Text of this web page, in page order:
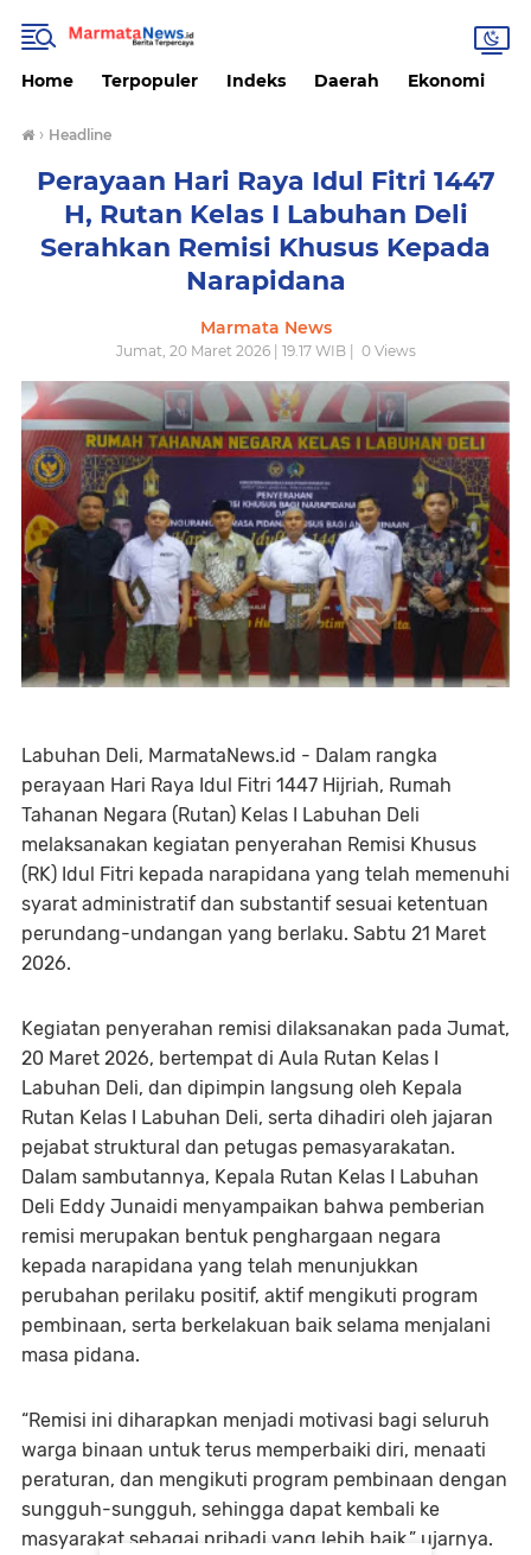
Home Terpopuler Indeks Daerah Ekonomi
› Headline
Perayaan Hari Raya Idul Fitri 1447
H, Rutan Kelas I Labuhan Deli
Serahkan Remisi Khusus Kepada
Narapidana
Marmata News
Jumat, 20 Maret 2026 | 19.17 WIB | 0Views
Labuhan Deli, MarmataNews.id - Dalam rangka
perayaan Hari Raya Idul Fitri 1447 Hijriah, Rumah
Tahanan Negara (Rutan) Kelas I Labuhan Deli
melaksanakan kegiatan penyerahan Remisi Khusus
(RK) Idul Fitri kepada narapidana yang telah memenuhi
syarat administratif dan substantif sesuai ketentuan
perundang-undangan yang berlaku. Sabtu 21 Maret
2026.
Kegiatan penyerahan remisi dilaksanakan pada Jumat,
20 Maret 2026, bertempat di Aula Rutan Kelas I
Labuhan Deli, dan dipimpin langsung oleh Kepala
Rutan Kelas I Labuhan Deli, serta dihadiri oleh jajaran
pejabat struktural dan petugas pemasyarakatan.
Dalam sambutannya, Kepala Rutan Kelas I Labuhan
Deli Eddy Junaidi menyampaikan bahwa pemberian
remisi merupakan bentuk penghargaan negara
kepada narapidana yang telah menunjukkan
perubahan perilaku positif, aktif mengikuti program
pembinaan, serta berkelakuan baik selama menjalani
masa pidana.
“Remisi ini diharapkan menjadi motivasi bagi seluruh
warga binaan untuk terus memperbaiki diri, menaati
peraturan, dan mengikuti program pembinaan dengan
sungguh-sungguh, sehingga dapat kembali ke
masyarakat sebagai pribadi yang lebih baik,” ujarnya.